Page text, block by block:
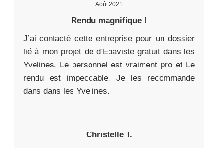
Août 2021
Rendu magnifique !
J’ai contacté cette entreprise pour un dossier
lié à mon projet de d’Epaviste gratuit dans les
Yvelines. Le personnel est vraiment pro et Le
rendu est impeccable. Je les recommande
dans dans les Yvelines.
Christelle T.